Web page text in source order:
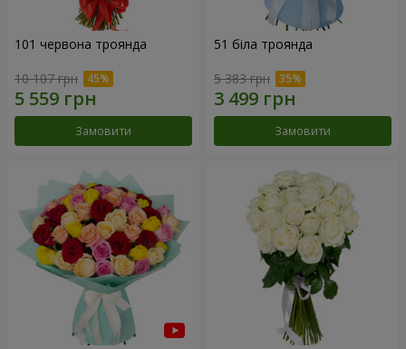
101 червона троянда
10 107 грн
Замовити
51 біла троянда
5 383 грн
Замовити